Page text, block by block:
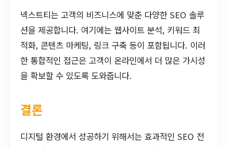
넥스트티는 고객의 비즈니스에 맞춘 다양한 SEO 솔루
션을 제공합니다. 여기에는 웹사이트 분석, 키워드 최
적화, 콘텐츠 마케팅, 링크 구축 등이 포함됩니다. 이러
한 통합적인 접근은 고객이 온라인에서 더 많은 가시성
을 확보할 수 있도록 도와줍니다.
결론
디지털 환경에서 성공하기 위해서는 효과적인 SEO 전